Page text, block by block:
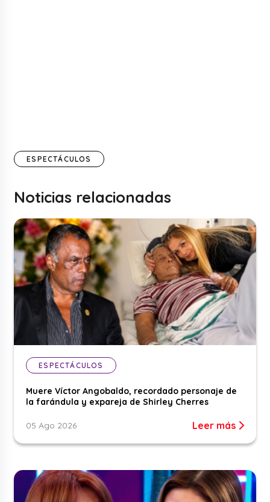
ESPECTÁCULOS
Noticias relacionadas
ESPECTÁCULOS
Muere Víctor Angobaldo, recordado personaje de
la farándula y expareja de Shirley Cherres
05 Ago 2026 Leer más